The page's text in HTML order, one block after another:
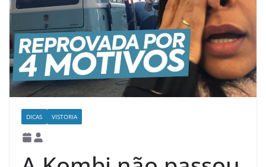
DICAS VISTORIA